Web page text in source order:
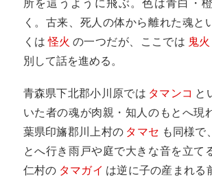
所を這うように飛ぶ。色は青白・
く。古来、死人の体から離れた魂と
くは 怪火 の一つだが、ここでは 鬼火
別して話を進める。
青森県下北郡小川原では タマンコ と
いた者の魂が肉親・知人のもとへ現
葉県印旛郡川上村の タマセ も同様で
とへ行き雨戸や庭で大きな音を立て
仁村の タマガイ は逆に子の産まれる